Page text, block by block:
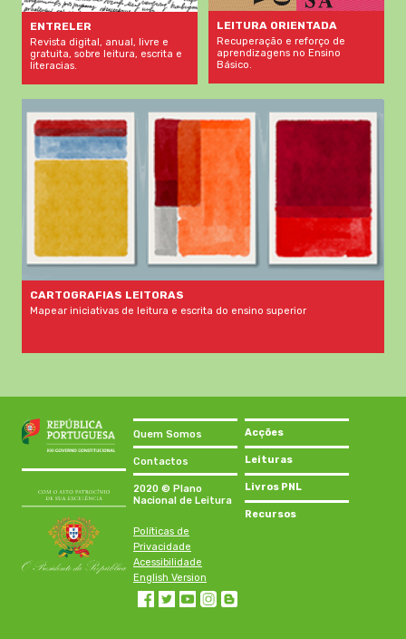
ENTRELER
Revista digital, anual, livre e
gratuita, sobre leitura, escrita e
literacias.
LEITURA ORIENTADA
Recuperação e reforço de
aprendizagens no Ensino
Básico.
CARTOGRAFIAS LEITORAS
Mapear iniciativas de leitura e escrita do ensino superior
Quem Somos
Contactos
2020 © Plano
Nacional de Leitura
Políticas de
Privacidade
Acessibilidade
English Version
Acções
Leituras
Livros PNL
Recursos